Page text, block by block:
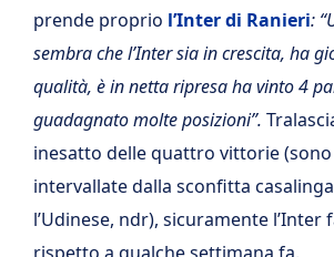
prende proprio l’Inter di Ranieri:
sembra che l’Inter sia in crescita, ha
qualità, è in netta ripresa ha vinto 4
guadagnato molte posizioni”.
inesatto delle quattro vittorie
intervallate dalla sconfitta
l’Udinese, ndr), sicuramente l’Inter